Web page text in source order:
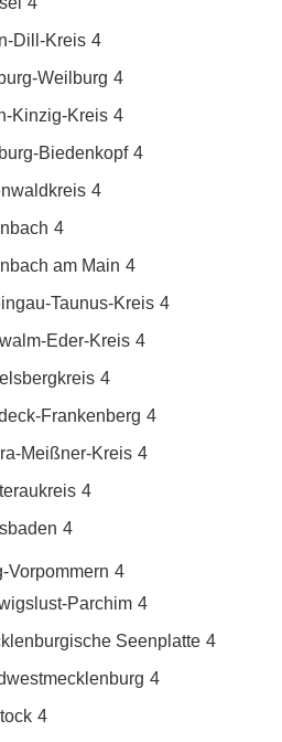
Dill-Kreis 4
Weilburg 4
Kinzig-Kreis 4
Biedenkopf 4
4
4
am Main 4
Taunus-Kreis 4
Eder-Kreis 4
4
Frankenberg 4
Meißner-Kreis 4
4
4
Vorpommern 4
Parchim 4
Seenplatte 4
4
4